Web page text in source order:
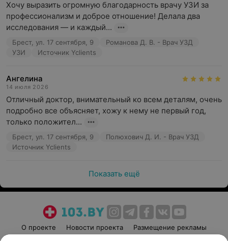
Хочу выразить огромную благодарность врачу УЗИ за
профессионализм и доброе отношение! Делала два
исследования — и каждый...
Брест, ул. 17 сентября, 9
Романова Д. В. - Врач УЗД
УЗИ
Источник Yclients
Ангелина
14 июля 2026
Отличный доктор, внимательный ко всем деталям, очень
подробно все объясняет, хожу к нему не первый год,
только положител...
Брест, ул. 17 сентября, 9
Полюхович Д. И. - Врач УЗД
Источник Yclients
Показать ещё
О проекте Новости проекта
Размещение рекламы